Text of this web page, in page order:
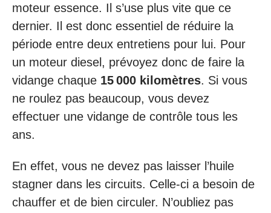
moteur essence. Il s’use plus vite que ce
dernier. Il est donc essentiel de réduire la
période entre deux entretiens pour lui. Pour
un moteur diesel, prévoyez donc de faire la
vidange chaque 15 000 kilomètres. Si vous
ne roulez pas beaucoup, vous devez
effectuer une vidange de contrôle tous les
ans.
En effet, vous ne devez pas laisser l’huile
stagner dans les circuits. Celle-ci a besoin de
chauffer et de bien circuler. N’oubliez pas